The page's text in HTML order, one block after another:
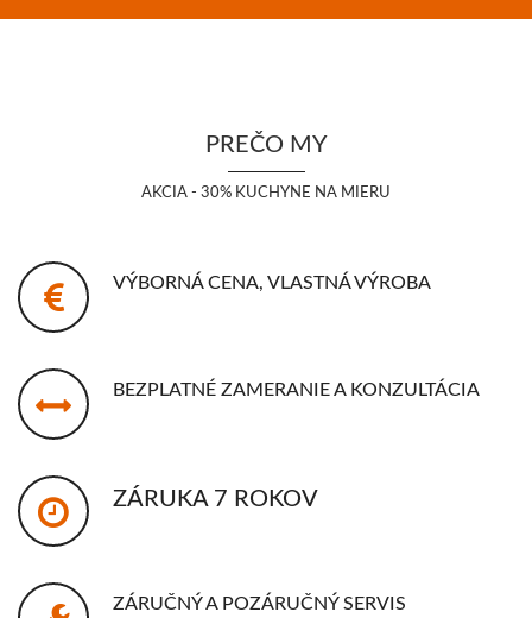
PREČO MY
AKCIA - 30% KUCHYNE NA MIERU
VÝBORNÁ CENA, VLASTNÁ VÝROBA
BEZPLATNÉ ZAMERANIE A KONZULTÁCIA
ZÁRUKA 7 ROKOV
ZÁRUČNÝ A POZÁRUČNÝ SERVIS